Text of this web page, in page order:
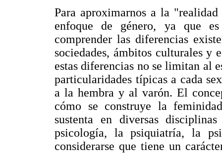
Para aproximarnos a la
enfoque de género, ya que
comprender las diferencias
sociedades, ámbitos culturales y
estas diferencias no se limitan al
particularidades típicas a cada
a la hembra y al varón. El
cómo se construye la
sustenta en diversas
psicología, la psiquiatría, la
considerarse que tiene un